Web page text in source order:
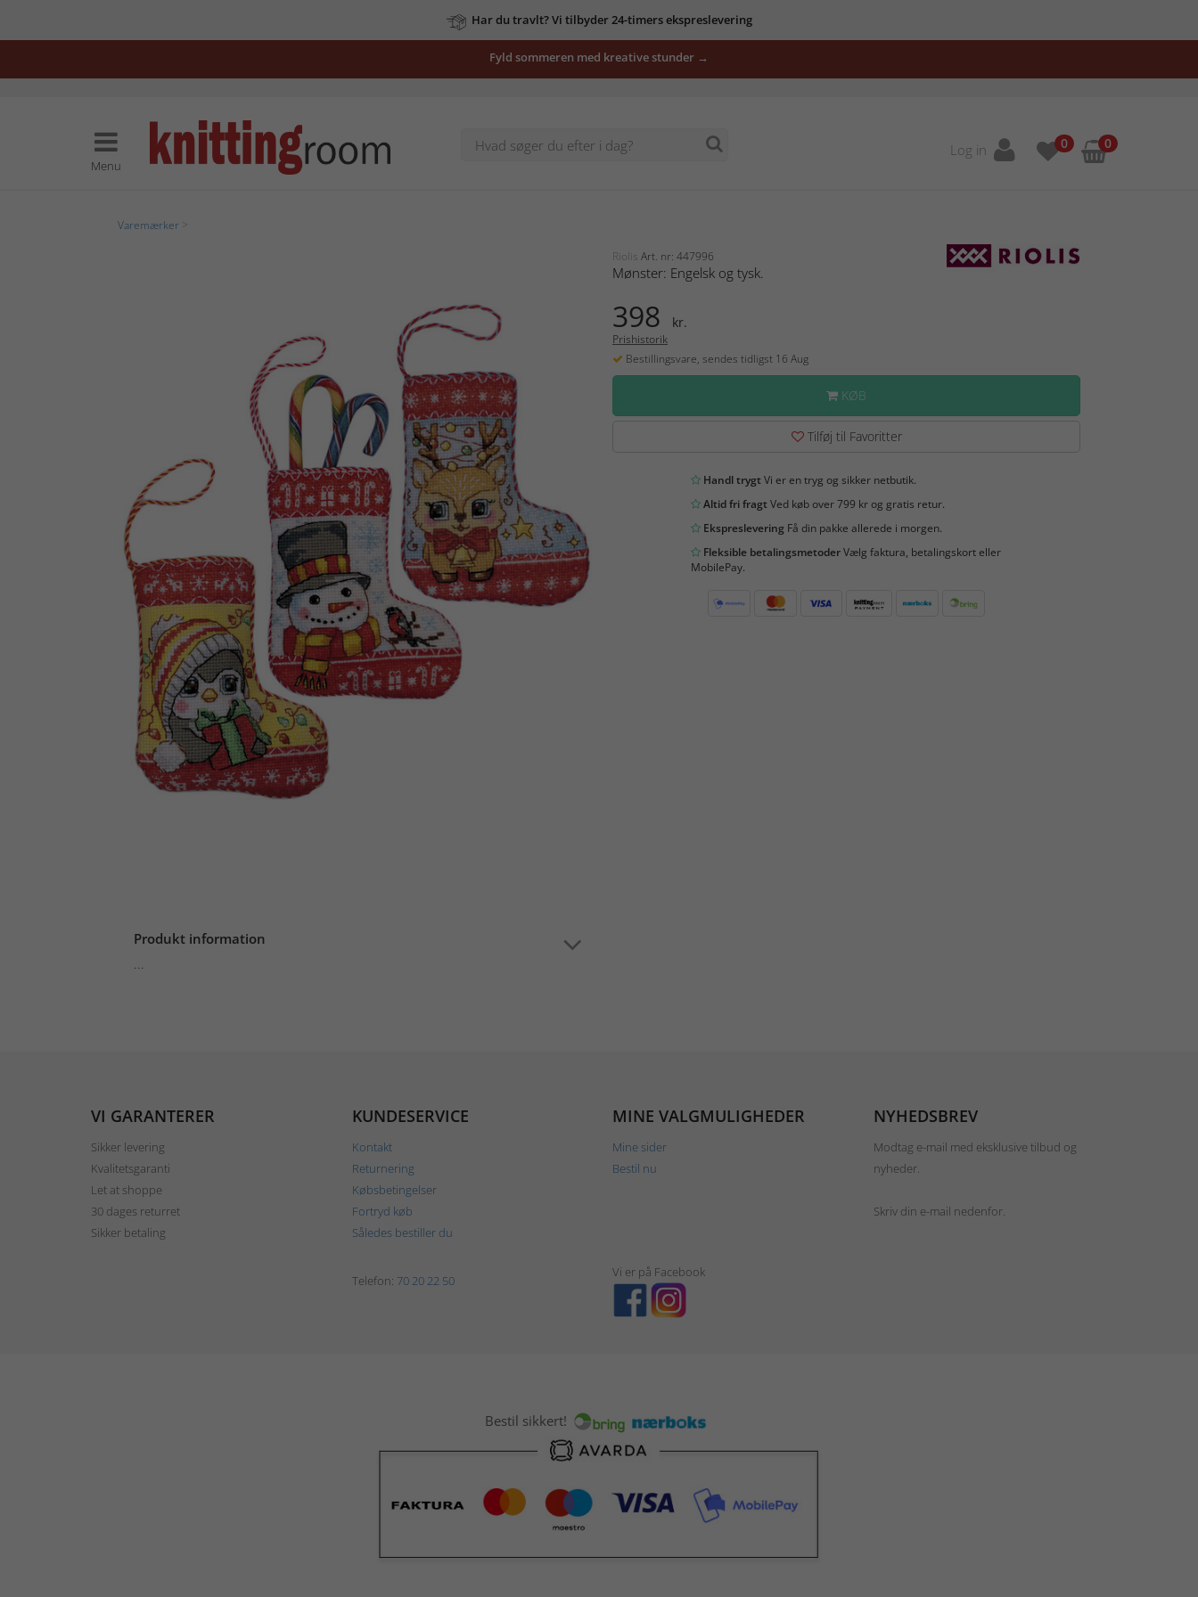
Har du travlt? Vi tilbyder 24-timers ekspreslevering
Fyld sommeren med kreative stunder →
Menu
Log in 0 0
Varemærker
Produkt information
Riolis Art. nr: 447996
Mønster: Engelsk og tysk.
398 kr.
Prishistorik
Bestillingsvare, sendes tidligst 16 Aug
KØB
Tilføj til Favoritter
Handl trygtVi er en tryg og sikker netbutik.
Altid fri fragtVed køb over 799 kr og gratis retur.
EkspresleveringFå din pakke allerede i morgen.
Fleksible betalingsmetoderVælg faktura, betalingskort eller
MobilePay.
VI GARANTERER
Sikker levering
Kvalitetsgaranti
Let at shoppe
30 dages returret
Sikker betaling
KUNDESERVICE
Kontakt
Returnering
Købsbetingelser
Fortryd køb
Således bestiller du
MINE VALGMULIGHEDER
Mine sider
Bestil nu
NYHEDSBREV
Modtag e-mail med eksklusive tilbud og
nyheder.
Skriv din e-mail nedenfor.
Telefon: 70 20 22 50
Vi er på Facebook
Bestil sikkert!